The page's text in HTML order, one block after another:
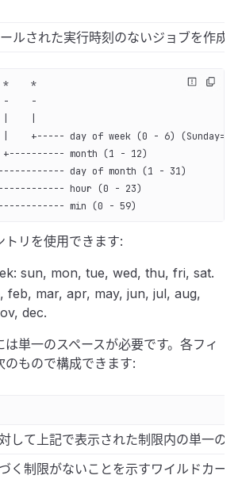
ルされた実行時刻のないジョブを作成
*
-
day of week (0 - 6) (Sunday=0)
month (1 - 12)
day of month (1 - 31)
hour (0 - 23)
min (0 - 59)
トリを使用できます:
sun, mon, tue, wed, thu, fri, sat.
feb, mar, apr, may, jun, jul, aug,
dec.
単一のスペースが必要です。各フィ
のもので構成できます:
して上記で表示された制限内の単一の
く制限がないことを示すワイルドカード